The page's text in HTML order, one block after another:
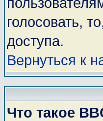
голосовать,
доступа.
Вернуться к
Что такое